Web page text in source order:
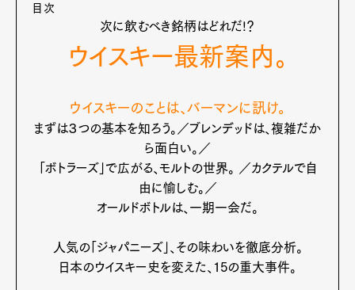
目次
次に飲むべき銘柄はどれだ!？
ウイスキー最新案内。
ウイスキーのことは、バーマンに訊け。
まずは３つの基本を知ろう。／ブレンデッドは、複雑だか
ら面白い。／
「ボトラーズ」で広がる、モルトの世界。 ／カクテルで自
由に愉しむ。／
オールドボトルは、一期一会だ。
人気の「ジャパニーズ」、その味わいを徹底分析。
日本のウイスキー史を変えた、15の重大事件。